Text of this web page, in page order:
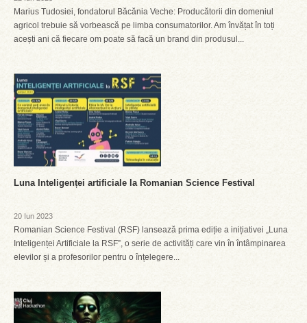
Marius Tudosiei, fondatorul Băcănia Veche: Producătorii din domeniul
agricol trebuie să vorbească pe limba consumatorilor. Am învățat în toți
acești ani că fiecare om poate să facă un brand din produsul...
Luna Inteligenței artificiale la Romanian Science Festival
20 Iun 2023
Romanian Science Festival (RSF) lansează prima ediție a inițiativei „Luna
Inteligenței Artificiale la RSF”, o serie de activități care vin în întâmpinarea
elevilor și a profesorilor pentru o înțelegere...